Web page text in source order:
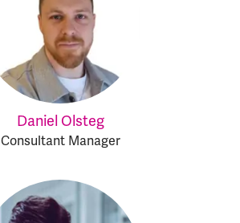
Daniel Olsteg
Consultant Manager